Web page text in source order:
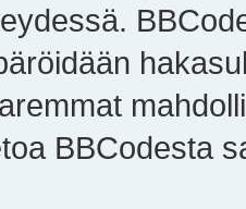
BBCodesta